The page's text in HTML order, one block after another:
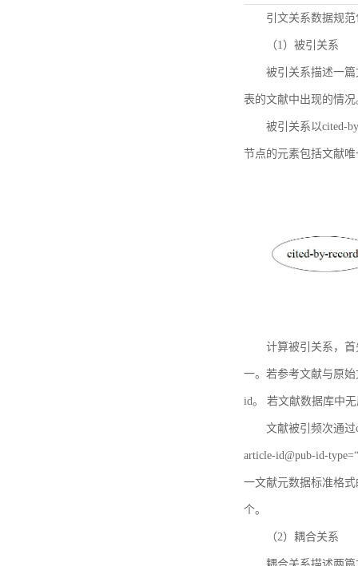
引文关系数据规
（1）被引关系
被引关系描述一
表的文献中出现的情况
被引关系以cited-
节点的元素包括文献
计算被引关系，
一。若参考文献与原
id。 若文献数据库中
文献被引频次通
article-id@pub-id-
一文献元数据标准格
个。
（2）耦合关系